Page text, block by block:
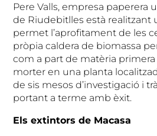
Pere Valls, empresa paperera
de Riudebitlles està realitzant
permet l’aprofitament de les
pròpia caldera de biomassa
com a part de matèria
morter en una planta
de sis mesos d’investigació i
portant a terme amb èxit.
Els extintors de Macasa